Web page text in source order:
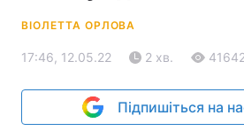
ВІОЛЕТТА ОРЛОВА
17:46, 12.05.22 2 хв. 41642
Підпишіться на